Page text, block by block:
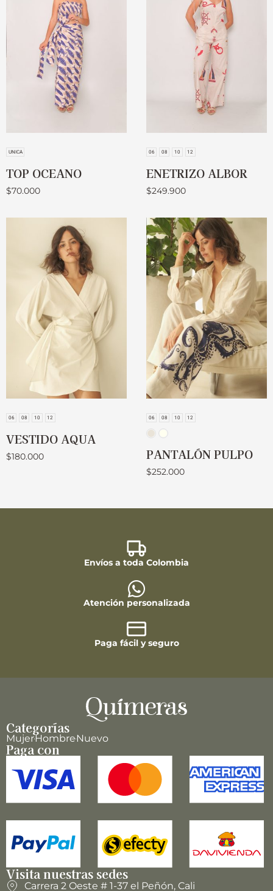
UNICA
TOP OCEANO
$70.000
06 08 10 12
ENETRIZO ALBOR
$249.900
06 08 10 12
VESTIDO AQUA
$180.000
06 08 10 12
PANTALÓN PULPO
$252.000
Envíos a toda Colombia
Atención personalizada
Paga fácil y seguro
Categorías
MujerHombre Nuevo
Paga con
Visita nuestras sedes
Carrera 2 Oeste # 1-37 el Peñón, Cali